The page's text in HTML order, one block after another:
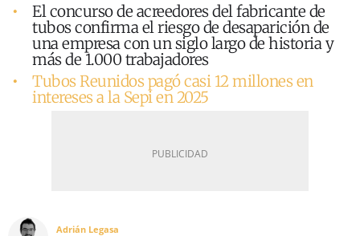
El concurso de acreedores del fabricante de
tubos confirma el riesgo de desaparición de
una empresa con un siglo largo de historia y
más de 1.000 trabajadores
Tubos Reunidos pagó casi 12 millones en
intereses a la Sepi en 2025
Adrián Legasa